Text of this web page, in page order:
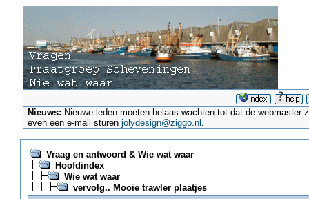
Nieuws: Nieuwe leden moeten helaas wachten tot dat de
even een e-mail sturenjolydesign@ziggo.nl .
Vraag en antwoord & Wie wat waar
Hoofdindex
Wie wat waar
vervolg.. Mooie trawler plaatjes